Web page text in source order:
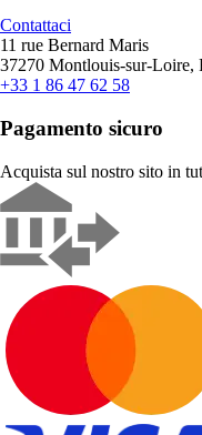
Contattaci
11 rue Bernard Maris
37270 Montlouis-sur-Loire,
+33 1 86 47 62 58
Pagamento sicuro
Acquista sul nostro sito in